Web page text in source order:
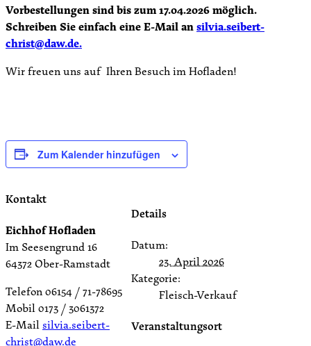
Vorbestellungen sind bis zum 17.04.2026 möglich.
Schreiben Sie einfach eine E-Mail ansilvia.seibert-
christ@daw.de.
Wir freuen uns auf Ihren Besuch im Hofladen!
Zum Kalender hinzufügen
Details
Datum:
23. April 2026
Kategorie:
Fleisch-Verkauf
Veranstaltungsort
Kontakt
Eichhof Hofladen
Im Seesengrund 16
64372 Ober-Ramstadt
Telefon 06154 / 71-78695
Mobil 0173 / 3061372
E-Mailsilvia.seibert-
christ@daw.de